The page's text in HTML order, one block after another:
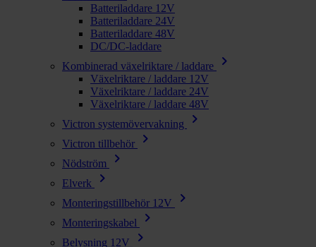
Batteriladdare 12V
Batteriladdare 24V
Batteriladdare 48V
DC/DC-laddare
Kombinerad växelriktare / laddare
chevron_right
Växelriktare / laddare 12V
Växelriktare / laddare 24V
Växelriktare / laddare 48V
Victron systemövervakning
chevron_right
Victron tillbehör chevron_right
Nödström chevron_right
Elverk chevron_right
Monteringstillbehör 12V chevron_right
Monteringskabel chevron_right
Belysning 12V chevron_right